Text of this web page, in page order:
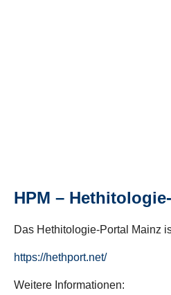
HPM –
Das Hethitologie-Portal Mainz
https://hethport.net/
Weitere Informationen: